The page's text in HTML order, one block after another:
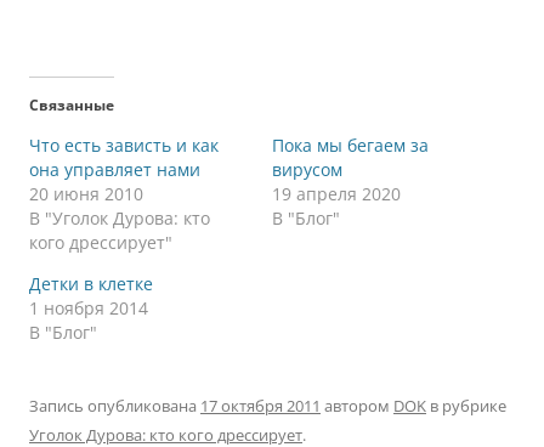
Связанные
Что есть зависть и как
она управляет нами
20 июня 2010
В "Уголок Дурова: кто
кого дрессирует"
Пока мы бегаем за
вирусом
19 апреля 2020
В "Блог"
Детки в клетке
1 ноября 2014
В "Блог"
Запись опубликована 17 октября 2011 автором DOK в рубрике
Уголок Дурова: кто кого дрессирует.